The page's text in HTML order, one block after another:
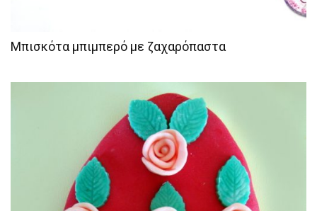
Μπισκότα μπιμπερό με ζαχαρόπαστα